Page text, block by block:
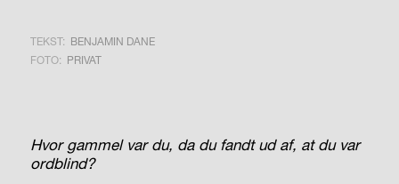
TEKST: BENJAMIN DANE
FOTO: PRIVAT
Hvor gammel var du, da du fandt ud af, at du var
ordblind?